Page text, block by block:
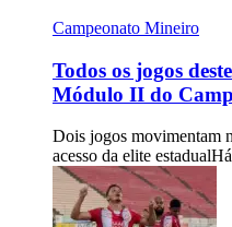
Campeonato Mineiro
Todos os jogos
Módulo II do
Dois jogos movimentam
acesso da elite estadual